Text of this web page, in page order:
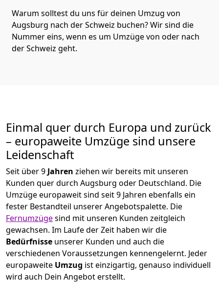
Warum solltest du uns für deinen Umzug von
Augsburg nach der Schweiz buchen? Wir sind die
Nummer eins, wenn es um Umzüge von oder nach
der Schweiz geht.
Einmal quer durch Europa und zurück
– europaweite Umzüge sind unsere
Leidenschaft
Seit über9 Jahren ziehen wir bereits mit unseren
Kunden quer durch Augsburg oder Deutschland. Die
Umzüge europaweit sind seit9 Jahren ebenfalls ein
fester Bestandteil unserer Angebotspalette. Die
Fernumzügesind mit unseren Kunden zeitgleich
gewachsen. Im Laufe der Zeit haben wir die
Bedürfnisse unserer Kunden und auch die
verschiedenen Voraussetzungen kennengelernt. Jeder
europaweite Umzug ist einzigartig, genauso individuell
wird auch Dein Angebot erstellt.